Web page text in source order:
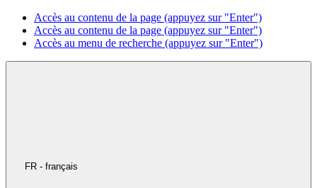
Accès au contenu de la page (appuyez sur "Enter")
Accès au contenu de la page (appuyez sur "Enter")
Accès au menu de recherche (appuyez sur "Enter")
FR - français